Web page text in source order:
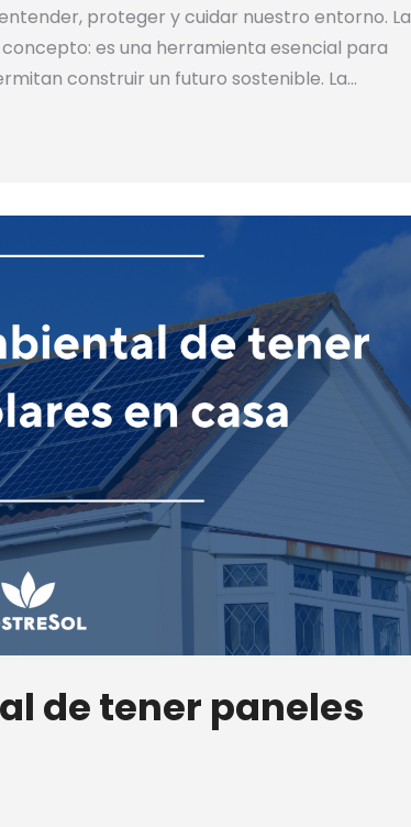
proteger y cuidar nuestro entorno. La
es una herramienta esencial para
construir un futuro sostenible. La…
de tener paneles